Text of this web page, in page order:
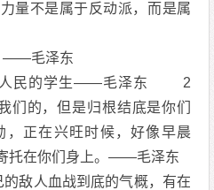
量不是属于反动派，而是属
——毛泽东
人民的学生——毛泽东 2
们的，但是归根结底是你们
，正在兴旺时候，好像早晨
托在你们身上。——毛泽东
敌人血战到底的气概，有在